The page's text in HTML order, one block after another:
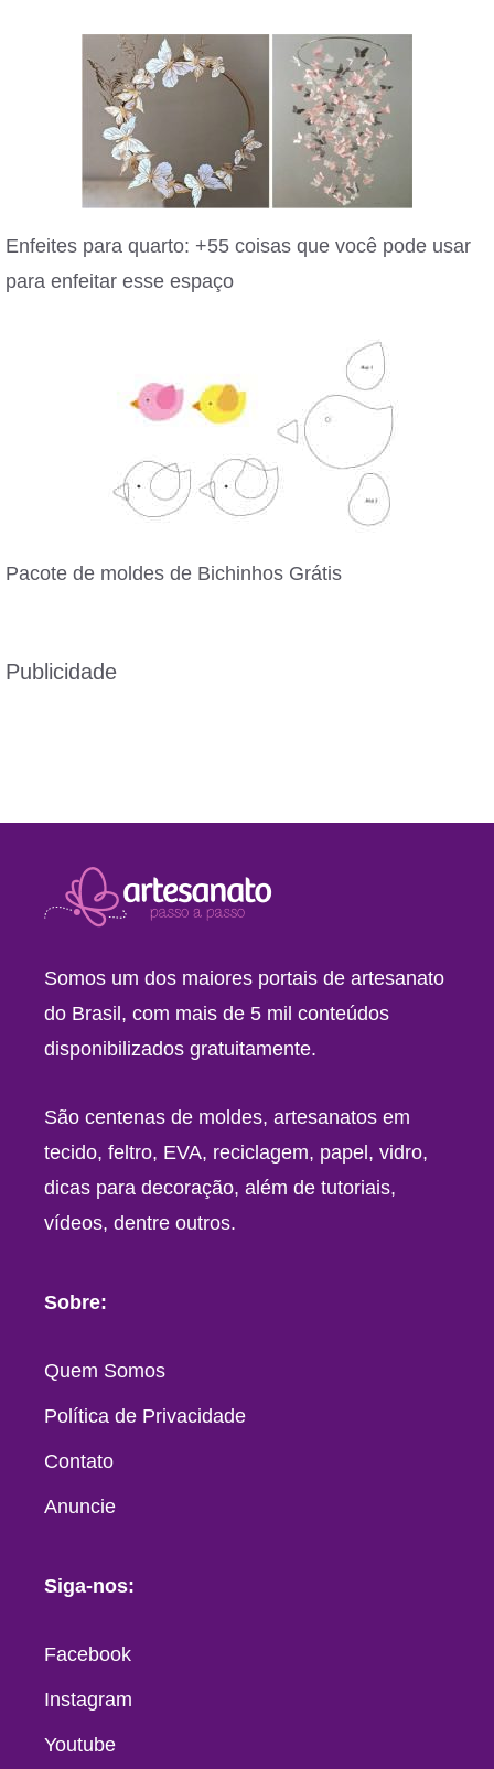
Enfeites para quarto: +55 coisas que você pode usar
para enfeitar esse espaço
Pacote de moldes de Bichinhos Grátis
Publicidade
Somos um dos maiores portais de artesanato
do Brasil, com mais de 5 mil conteúdos
disponibilizados gratuitamente.
São centenas de moldes, artesanatos em
tecido, feltro, EVA, reciclagem, papel, vidro,
dicas para decoração, além de tutoriais,
vídeos, dentre outros.
Sobre:
Quem Somos
Política de Privacidade
Contato
Anuncie
Siga-nos:
Facebook
Instagram
Youtube